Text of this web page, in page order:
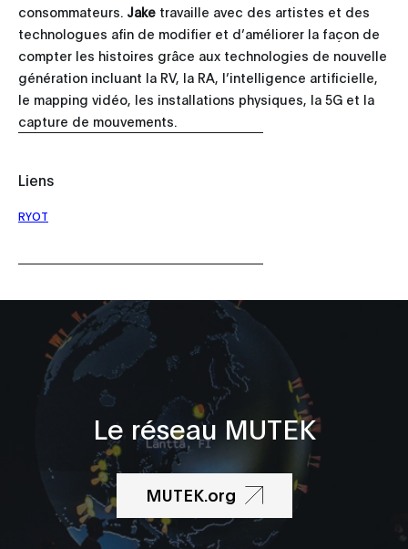
consommateurs. Jake travaille avec des artistes et des
technologues afin de modifier et d’améliorer la façon de
compter les histoires grâce aux technologies de nouvelle
génération incluant la RV, la RA, l’intelligence artificielle,
le mapping vidéo, les installations physiques, la 5G et la
capture de mouvements.
Liens
RYOT
Le réseau MUTEK
MUTEK.org